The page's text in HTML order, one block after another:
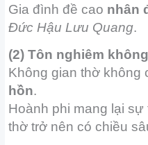
Gia đình đề cao nhân
Đức Hậu Lưu Quang.
(2) Tôn nghiêm
Không gian thờ không
hồn.
Hoành phi mang lại
thờ trở nên có chiều